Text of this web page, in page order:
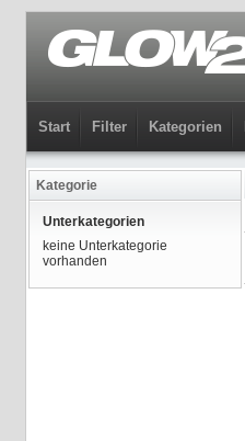
Start Filter Kategorien
Kategorie
Unterkategorien
keine Unterkategorie
vorhanden